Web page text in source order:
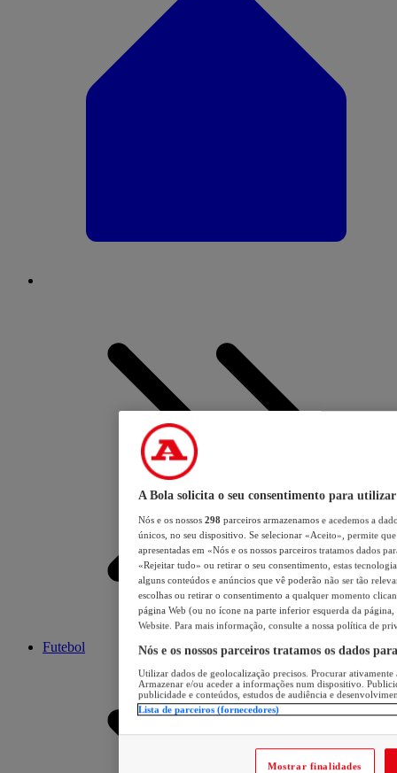
Futebol
A Bola solicita o seu consentimento para utilizar
Nós e os nossos 298 parceiros armazenamos e acedemos a
únicos, no seu dispositivo. Se selecionar «Aceito», permite
apresentadas em «Nós e os nossos parceiros tratamos dados
«Rejeitar tudo» ou retirar o seu consentimento, estas
alguns conteúdos e anúncios que vê poderão não ser tão
escolhas ou retirar o consentimento a qualquer momento
página Web (ou no ícone na parte inferior esquerda da página,
Website. Para mais informação, consulte a nossa política de
Nós e os nossos parceiros tratamos os dados
Utilizar dados de geolocalização precisos. Procurar
Armazenar e/ou aceder a informações num dispositivo.
publicidade e conteúdos, estudos de audiência e
Lista de parceiros (fornecedores)
Mostrar finalidades